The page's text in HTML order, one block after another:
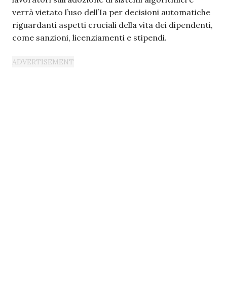
verrà vietato l’uso dell’Ia per decisioni automatiche
riguardanti aspetti cruciali della vita dei dipendenti,
come sanzioni, licenziamenti e stipendi.